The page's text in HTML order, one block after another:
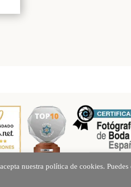
nuestra política de cookies.